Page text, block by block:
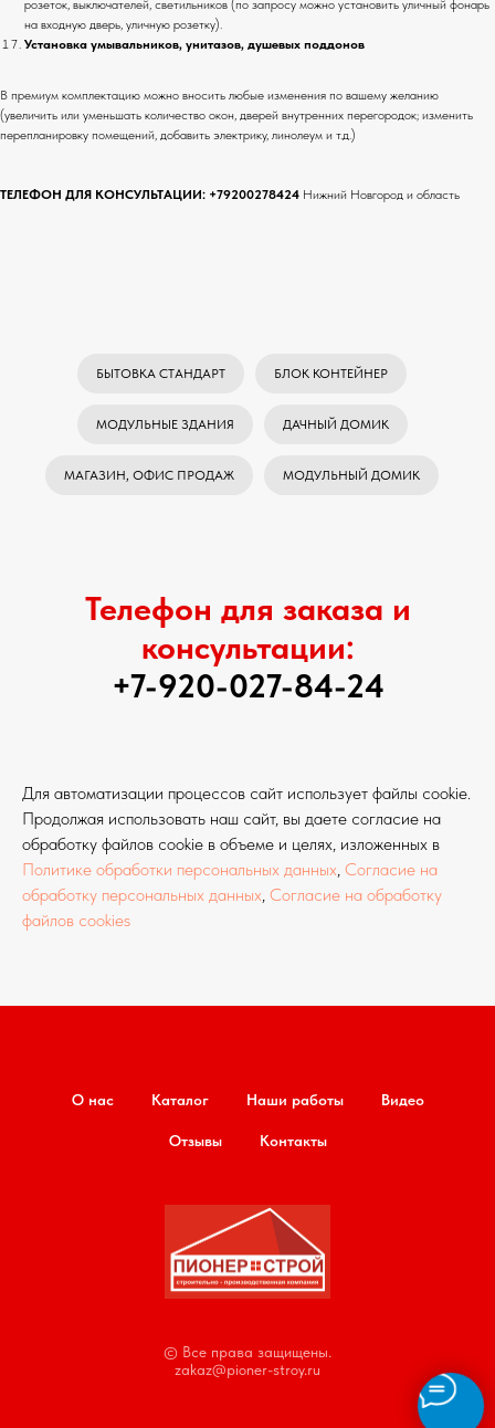
розеток, выключателей, светильников (по запросу можно установить уличный фонарь
на входную дверь, уличную розетку).
Установка умывальников, унитазов, душевых поддонов
В премиум комплектацию можно вносить любые изменения по вашему желанию
(увеличить или уменьшать количество окон, дверей внутренних перегородок; изменить
перепланировку помещений, добавить электрику, линолеум и т.д.)
ТЕЛЕФОН ДЛЯ КОНСУЛЬТАЦИИ: +79200278424 Нижний Новгород и область
БЫТОВКА СТАНДАРТ БЛОК КОНТЕЙНЕР
МОДУЛЬНЫЕ ЗДАНИЯ ДАЧНЫЙ ДОМИК
МАГАЗИН, ОФИС ПРОДАЖ МОДУЛЬНЫЙ ДОМИК
Телефон для заказа и
консультации:
+7-920-027-84-24
Для автоматизации процессов сайт использует файлы cookie.
Продолжая использовать наш сайт, вы даете согласие на
обработку файлов cookie в объеме и целях, изложенных в
Политике обработки персональных данных Согласие на
обработку персональных данных Согласие на обработку
файлов cookies
О нас Каталог Наши работы Видео
Отзывы Контакты
© Все права защищены.
zakaz@pioner-stroy.ru